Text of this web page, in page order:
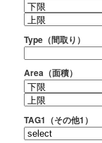
Type（間取り）
Area（面積）
TAG1（その他1）